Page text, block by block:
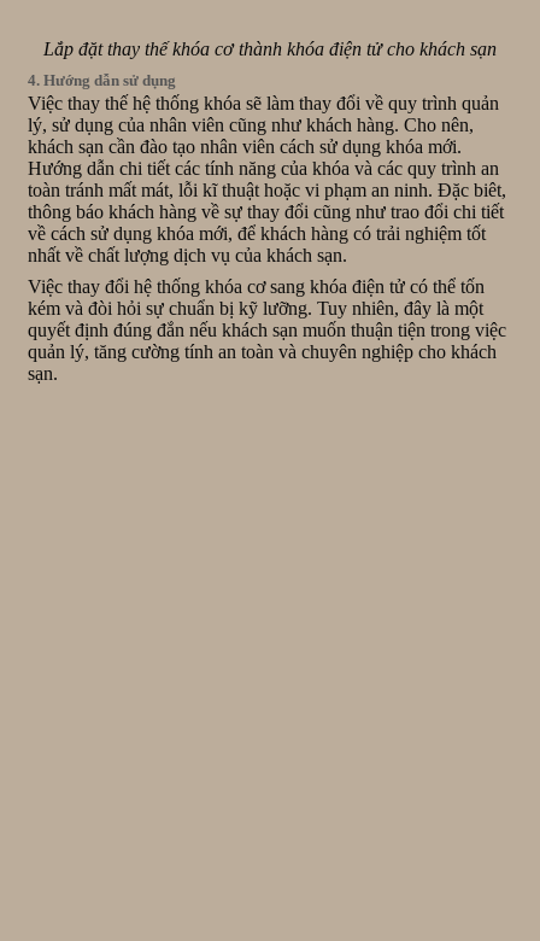
Lắp đặt thay thế khóa cơ thành khóa điện tử cho khách sạn
4. Hướng dẫn sử dụng
Việc thay thế hệ thống khóa sẽ làm thay đổi về quy trình quản
lý, sử dụng của nhân viên cũng như khách hàng. Cho nên,
khách sạn cần đào tạo nhân viên cách sử dụng khóa mới.
Hướng dẫn chi tiết các tính năng của khóa và các quy trình an
toàn tránh mất mát, lỗi kĩ thuật hoặc vi phạm an ninh. Đặc biêt,
thông báo khách hàng về sự thay đổi cũng như trao đổi chi tiết
về cách sử dụng khóa mới, để khách hàng có trải nghiệm tốt
nhất về chất lượng dịch vụ của khách sạn.
Việc thay đổi hệ thống khóa cơ sang khóa điện tử có thể tốn
kém và đòi hỏi sự chuẩn bị kỹ lưỡng. Tuy nhiên, đây là một
quyết định đúng đắn nếu khách sạn muốn thuận tiện trong việc
quản lý, tăng cường tính an toàn và chuyên nghiệp cho khách
sạn.